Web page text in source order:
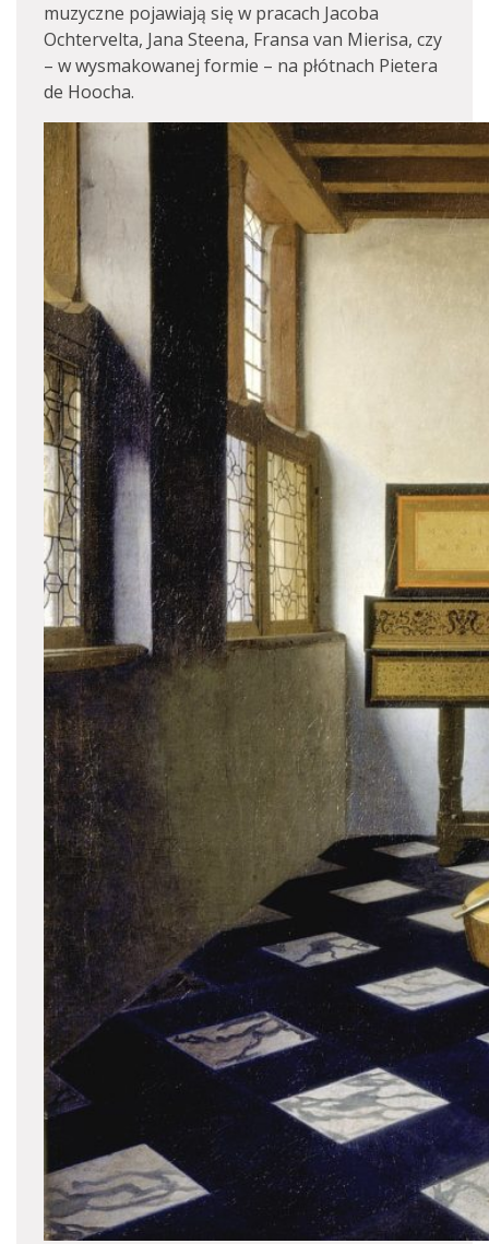
muzyczne pojawiają się w pracach Jacoba
Ochtervelta, Jana Steena, Fransa van Mierisa, czy
– w wysmakowanej formie – na płótnach Pietera
de Hoocha.